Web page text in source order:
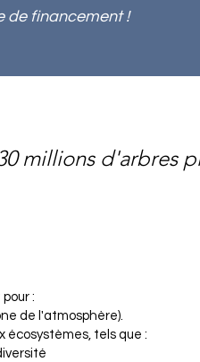
de financement !
millions d'arbres
:
de l'atmosphère).
écosystèmes, tels que :